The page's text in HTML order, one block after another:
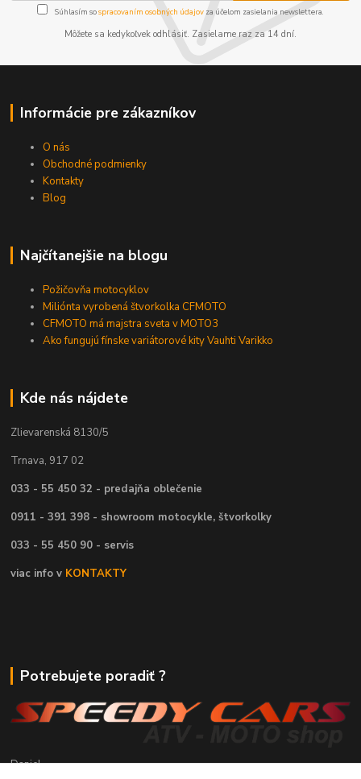
Súhlasím sospracovaním osobných údajov za účelom zasielania newslettera.
Môžete sa kedykoľvek odhlásiť. Zasielame raz za 14 dní.
Informácie pre zákazníkov
O nás
Obchodné podmienky
Kontakty
Blog
Najčítanejšie na blogu
Požičovňa motocyklov
Miliónta vyrobená štvorkolka CFMOTO
CFMOTO má majstra sveta v MOTO3
Ako fungujú fínske variátorové kity Vauhti Varikko
Kde nás nájdete
Zlievarenská 8130/5
Trnava, 917 02
033 - 55 450 32 - predajňa oblečenie
0911 - 391 398 - showroom motocykle, štvorkolky
033 - 55 450 90 - servis
viac info v KONTAKTY
Potrebujete poradiť ?
Daniel